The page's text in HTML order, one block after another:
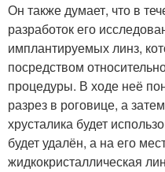
Он также думает, что в
разработок его
имплантируемых линз,
посредством
процедуры. В ходе неё
разрез в роговице, а
хрусталика будет
будет удалён, а на его
жидкокристаллическая